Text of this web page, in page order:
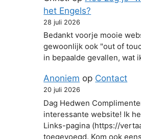
het Engels?
28 juli 2026
Bedankt voorje mooie
gewoonlijk ook "out of
in bepaalde gevallen, wat
Anoniem op Contact
20 juli 2026
Dag Hedwen
interessante website! Ik
Links-pagina (https://
toegevoegd. Kom ook